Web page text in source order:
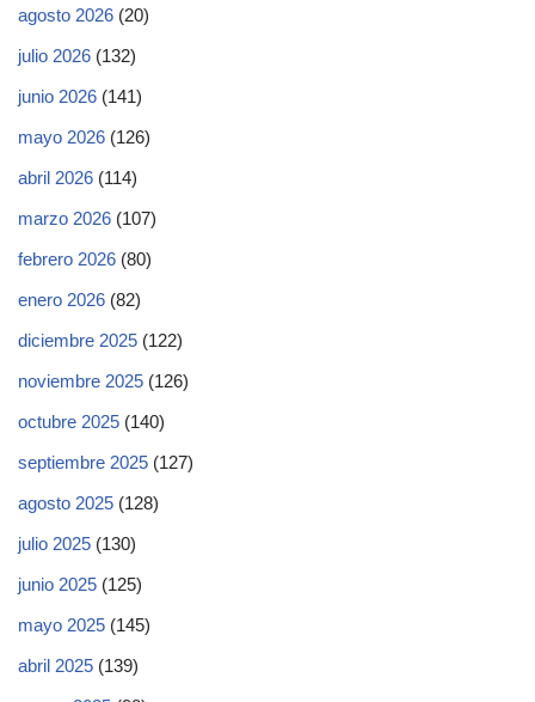
agosto 2026 (20)
julio 2026 (132)
junio 2026 (141)
mayo 2026 (126)
abril 2026 (114)
marzo 2026 (107)
febrero 2026 (80)
enero 2026 (82)
diciembre 2025 (122)
noviembre 2025 (126)
octubre 2025 (140)
septiembre 2025 (127)
agosto 2025 (128)
julio 2025 (130)
junio 2025 (125)
mayo 2025 (145)
abril 2025 (139)